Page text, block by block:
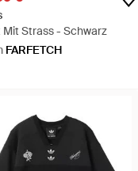
Mit Strass - Schwarz
FARFETCH